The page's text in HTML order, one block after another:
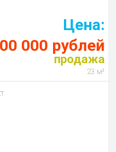
Цена:
000 рублей
продажа
23 м²